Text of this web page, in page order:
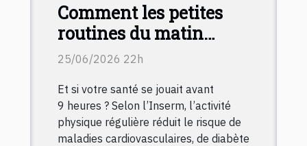
Comment les petites
routines du matin
transforment le
quotidien
25/06/2026 22h
Et si votre santé se jouait avant
9 heures ? Selon l’Inserm, l’activité
physique régulière réduit le risque de
maladies cardiovasculaires, de diabète